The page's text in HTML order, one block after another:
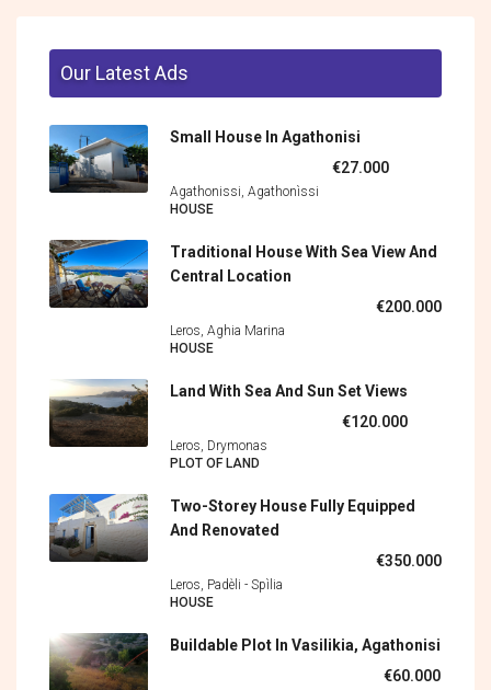
Our Latest Ads
Small House In Agathonisi
€27.000
Agathonissi, Agathonìssi
HOUSE
Traditional House With Sea View And
Central Location
€200.000
Leros, Aghia Marina
HOUSE
Land With Sea And Sun Set Views
€120.000
Leros, Drymonas
PLOT OF LAND
Two-Storey House Fully Equipped
And Renovated
€350.000
Leros, Padèli - Spìlia
HOUSE
Buildable Plot In Vasilikia, Agathonisi
€60.000